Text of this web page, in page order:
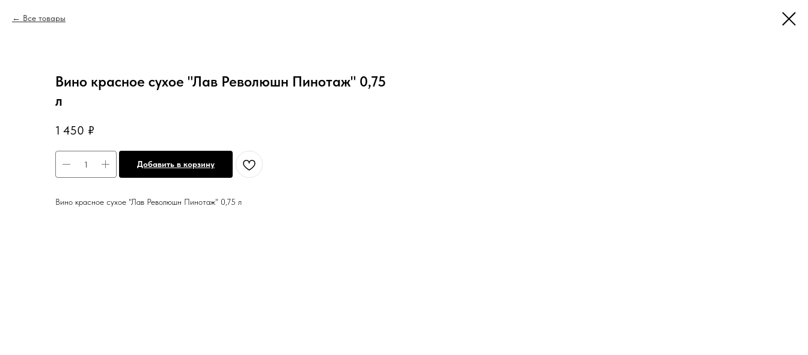
Все товары
Вино красное сухое "Лав Революшн Пинотаж" 0,75
л
1 450 ₽
Добавить в корзину
Вино красное сухое "Лав Революшн Пинотаж" 0,75 л